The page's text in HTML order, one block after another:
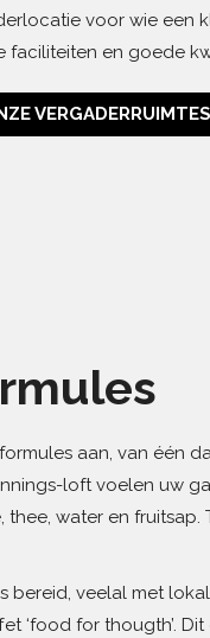
voor wie een
faciliteiten en goede
VERGADERRUIMTES
aan, van één
loft voelen uw
water en
bereid, veelal met
‘food for thougth’.